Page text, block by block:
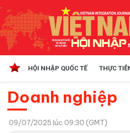
HỘI NHẬP QUỐC TẾ THỰC
Doanh nghiệp
09/07/2025 lúc 09:30 (GMT)